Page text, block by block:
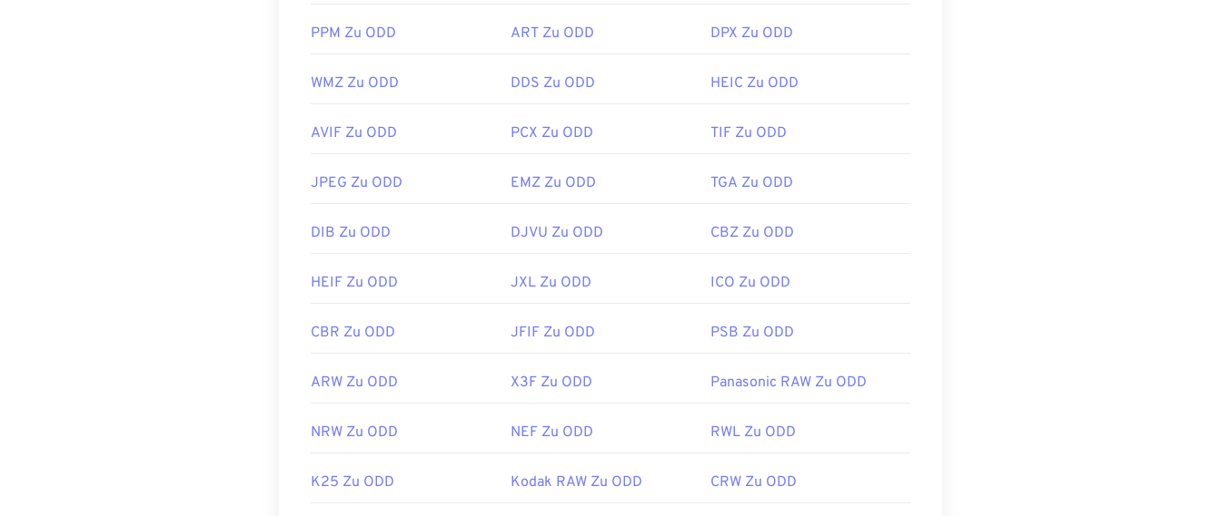
PPM Zu ODD ART Zu ODD DPX Zu ODD
WMZ Zu ODD DDS Zu ODD HEIC Zu ODD
AVIF Zu ODD PCX Zu ODD TIF Zu ODD
JPEG Zu ODD EMZ Zu ODD TGA Zu ODD
DIB Zu ODD DJVU Zu ODD CBZ Zu ODD
HEIF Zu ODD JXL Zu ODD ICO Zu ODD
CBR Zu ODD JFIF Zu ODD PSB Zu ODD
ARW Zu ODD X3F Zu ODD Panasonic RAW Zu ODD
NRW Zu ODD NEF Zu ODD RWL Zu ODD
K25 Zu ODD Kodak RAW Zu ODD CRW Zu ODD